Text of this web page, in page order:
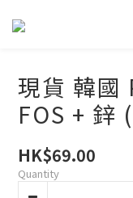
現貨 韓
FOS + 鋅
HK$69.00
Quantity